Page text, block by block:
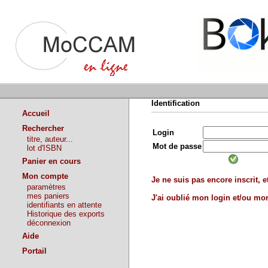
Accueil
Rechercher
titre, auteur...
lot d'ISBN
Panier en cours
Mon compte
paramètres
mes paniers
identifiants en attente
Historique des exports
déconnexion
Aide
Portail
Identification
Login
Mot de passe
Je ne suis pas encore inscrit,
J'ai oublié mon login et/ou